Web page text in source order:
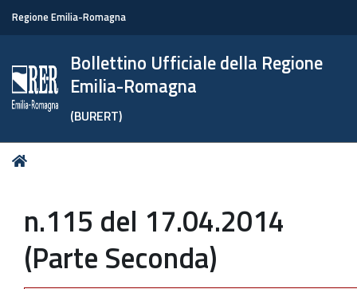
Regione Emilia-Romagna
Bollettino Ufficiale della Regione
Emilia-Romagna
(BURERT)
Tu
n.115 del 17.04.2014
(Parte Seconda)